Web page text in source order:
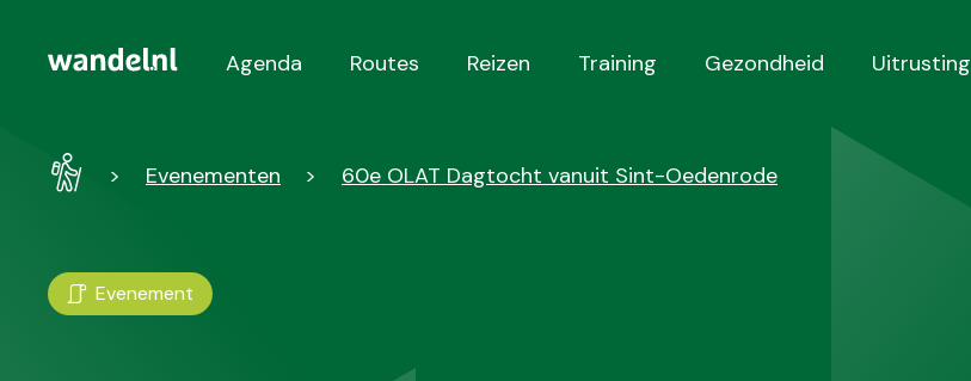
Hoofdnavigatie
Agenda Routes Reizen Training Gezondheid Uitrusting
WandelEvenementen 60e OLAT Dagtocht vanuit Sint-Oedenrode
Evenement